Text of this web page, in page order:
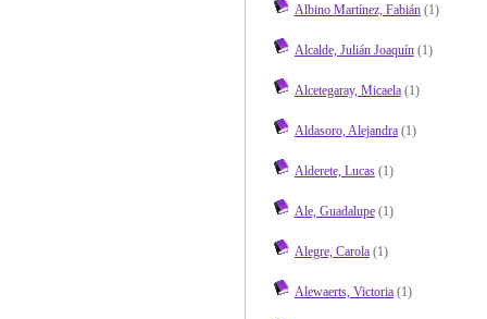
Albino Martínez, Fabián(1)
Alcalde, Julián Joaquín(1)
Alcetegaray, Micaela(1)
Aldasoro, Alejandra(1)
Alderete, Lucas(1)
Ale, Guadalupe(1)
Alegre, Carola(1)
Alewaerts, Victoria(1)